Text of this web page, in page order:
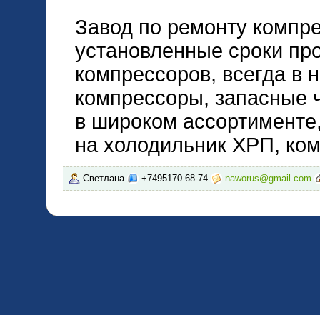
Завод по ремонту
установленные сроки
компрессоров, всегда в
компрессоры, запасные
в широком
на холодильник ХРП,
Светлана +7495170-68-74 naworus@gmail.com